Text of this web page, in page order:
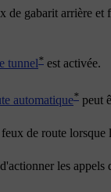
de gabarit arrière
tunnel* est activée.
automatique* peut
de route lorsque
les appels